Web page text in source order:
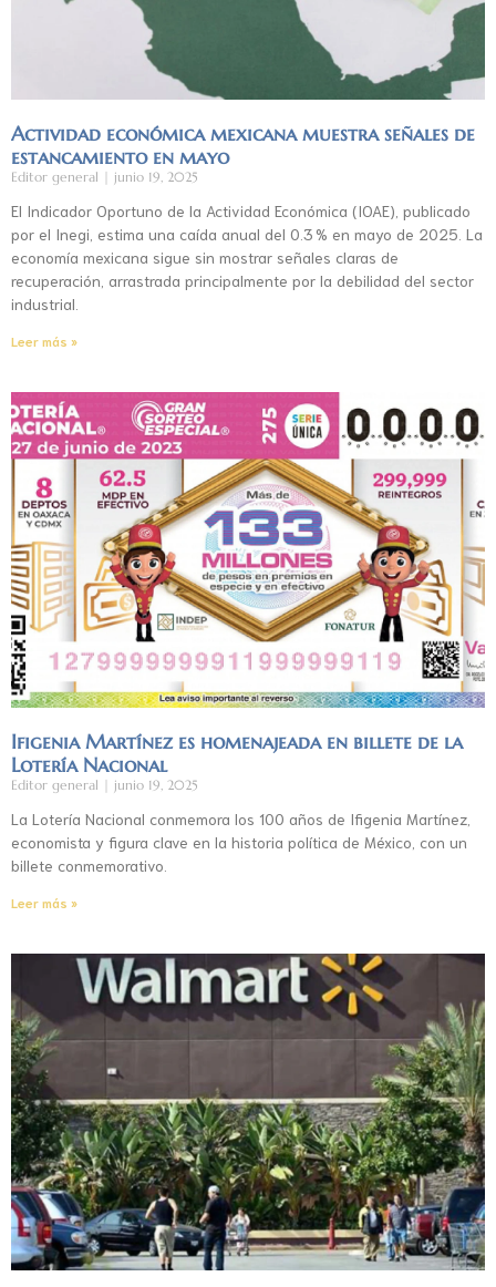
Actividad económica mexicana muestra señales de
estancamiento en mayo
Editor general junio 19, 2025
El Indicador Oportuno de la Actividad Económica (IOAE), publicado
por el Inegi, estima una caída anual del 0.3 % en mayo de 2025. La
economía mexicana sigue sin mostrar señales claras de
recuperación, arrastrada principalmente por la debilidad del sector
industrial.
Leer más »
Ifigenia Martínez es homenajeada en billete de la
Lotería Nacional
Editor general junio 19, 2025
La Lotería Nacional conmemora los 100 años de Ifigenia Martínez,
economista y figura clave en la historia política de México, con un
billete conmemorativo.
Leer más »